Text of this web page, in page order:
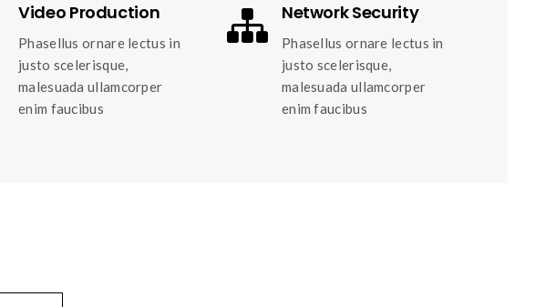
Video Production
Phasellus ornare lectus in
justo scelerisque,
malesuada ullamcorper
enim faucibus
Network Security
Phasellus ornare lectus in
justo scelerisque,
malesuada ullamcorper
enim faucibus